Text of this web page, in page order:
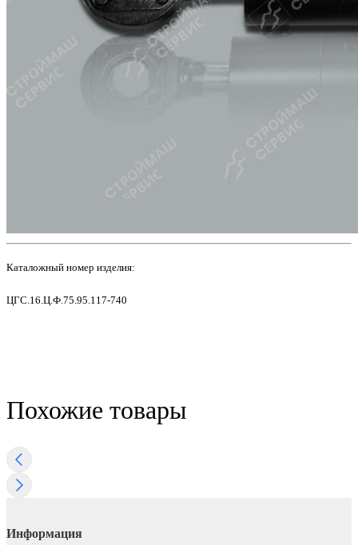
Каталожный номер изделия:
ЦГС.16.Ц.Ф.75.95.117-740
Похожие товары
Информация